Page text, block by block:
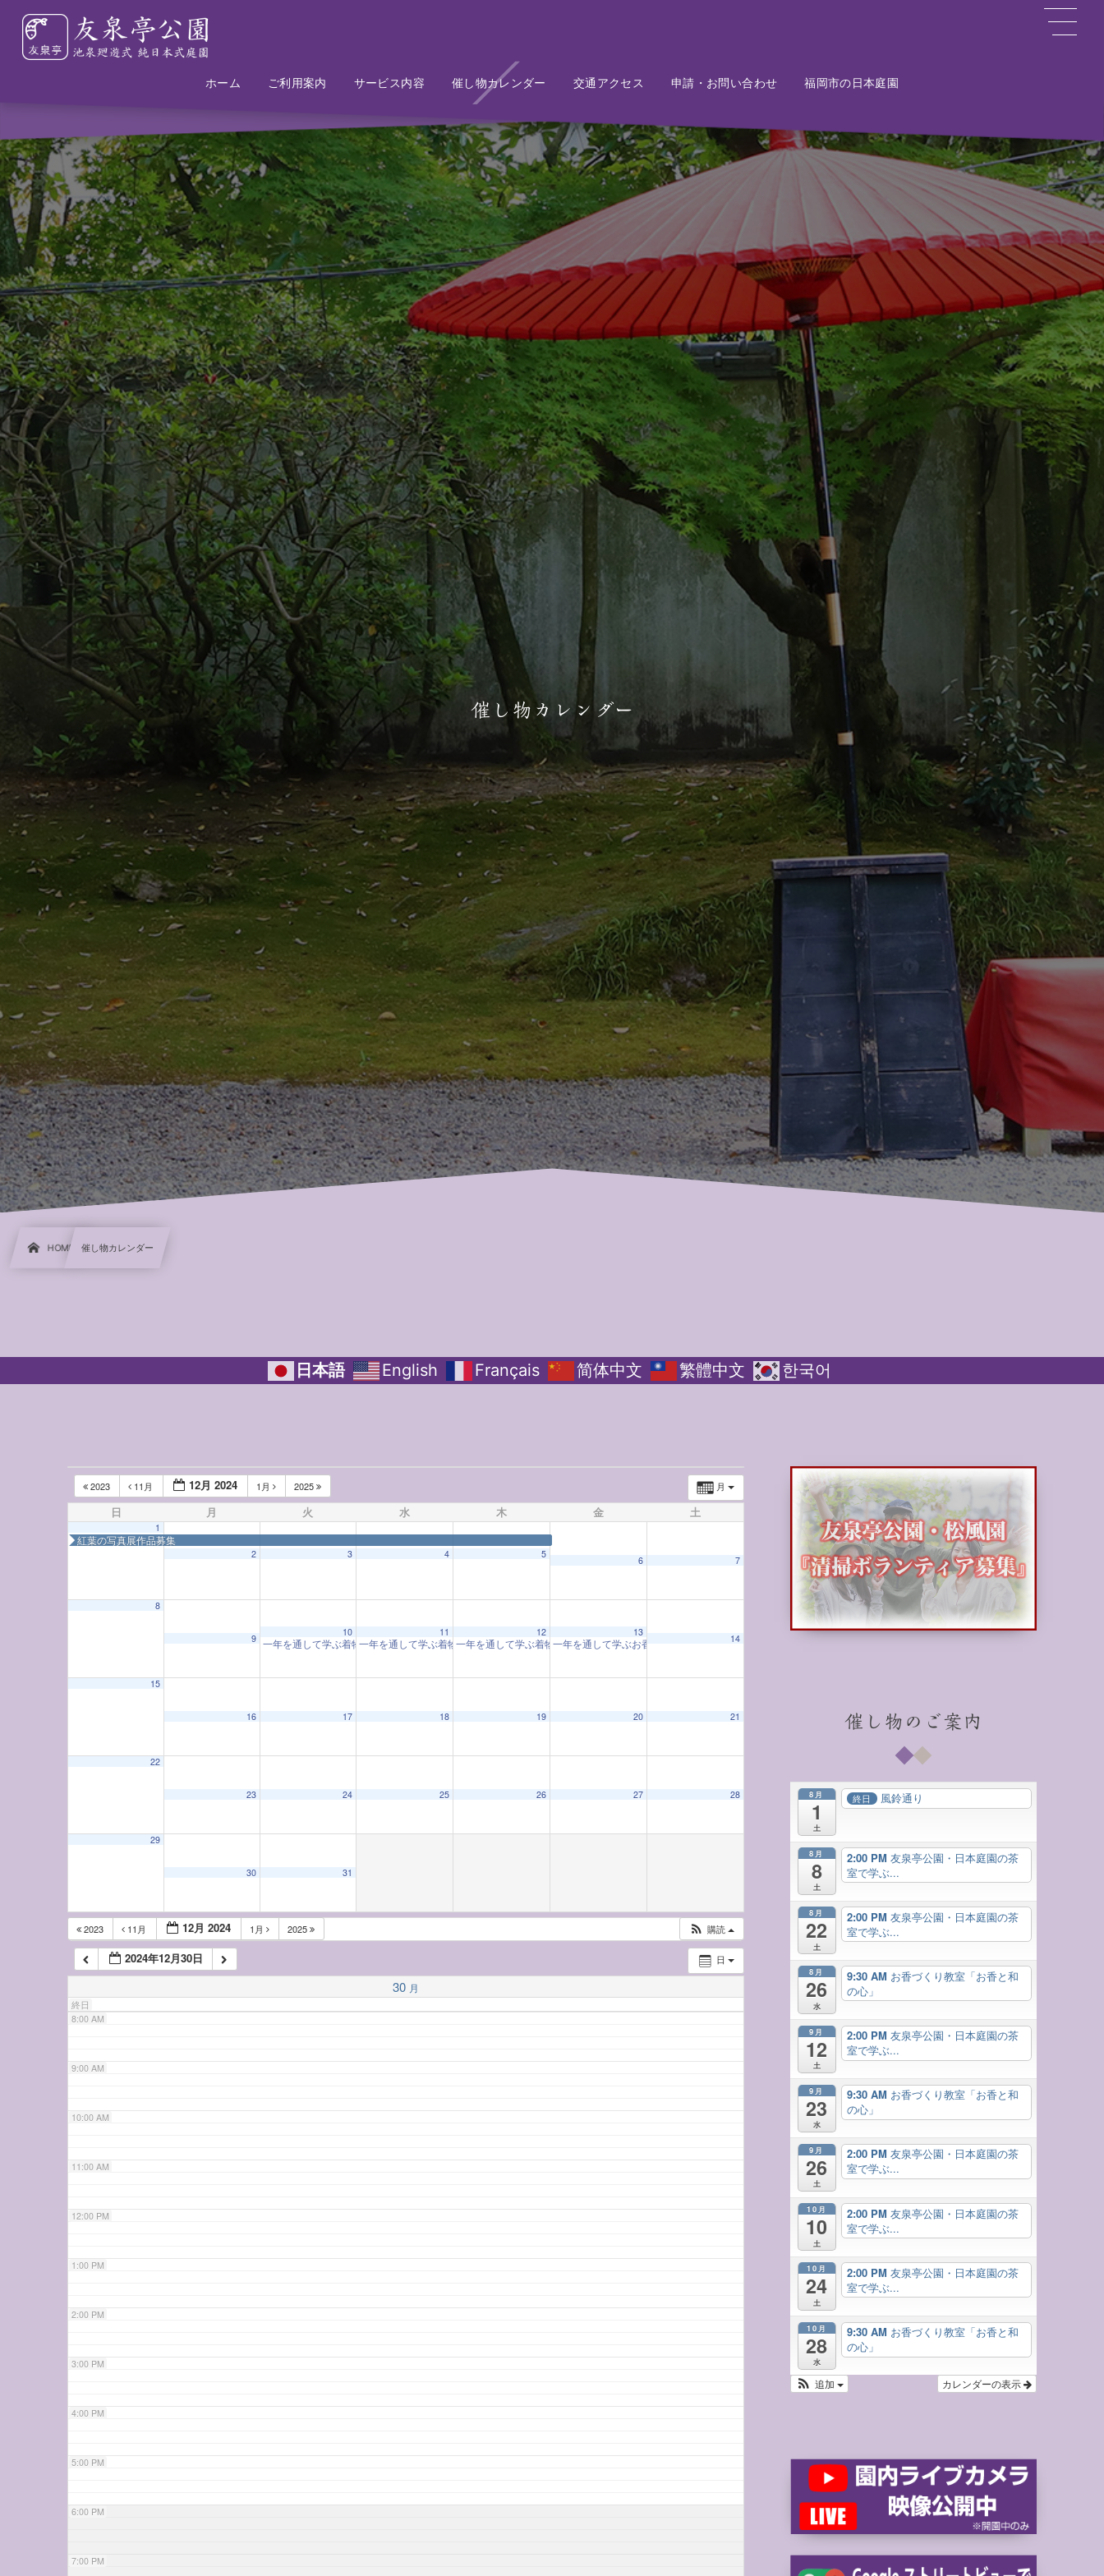
ホーム
Home ご利用案内
Information サービス内容
Service 催し物カレンダー
Event 交通アクセス
Access 申請・お問い合わせ
Contact 福岡市の日本庭園
Potal
催し物カレンダー
HOME 催し物カレンダー
日本語 English Français 简体中文 繁體中文 한국어
月
2023 11月 12月 2024 1月 2025
日 月 火 水 木 金 土
1
紅葉の写真展作品募集
2 3 4 5
6 7
8
9
10
一年を通して学ぶ着物教室「着物と和の心」(202402-12回) 10:00 AM
11
一年を通して学ぶ着物教室「着物と和の心」(202402-12回) 10:00 AM
12
一年を通して学ぶ着物教室「着物と和の心」(202402-12回) 10:00 AM
13
一年を通して学ぶお香づくり教室「お香と和の心」
14
15
16 17 18 19 20 21
22
23 24 25 26 27 28
29
30 31
2023 11月 12月 2024 1月 2025 購読
日
2024年12月30日
30 月
終日
6:00 AM
7:00 AM
8:00 AM
9:00 AM
10:00 AM
11:00 AM
12:00 PM
1:00 PM
2:00 PM
3:00 PM
4:00 PM
5:00 PM
6:00 PM
7:00 PM
催し物のご案内
8月
1
土
終日 風鈴通り
8月
8
土
2:00 PM 友泉亭公園・日本庭園の茶
室で学ぶ...
8月
22
土
2:00 PM 友泉亭公園・日本庭園の茶
室で学ぶ...
8月
26
水
9:30 AM お香づくり教室「お香と和
の心」
9月
12
土
2:00 PM 友泉亭公園・日本庭園の茶
室で学ぶ...
9月
23
水
9:30 AM お香づくり教室「お香と和
の心」
9月
26
土
2:00 PM 友泉亭公園・日本庭園の茶
室で学ぶ...
10月
10
土
2:00 PM 友泉亭公園・日本庭園の茶
室で学ぶ...
10月
24
土
2:00 PM 友泉亭公園・日本庭園の茶
室で学ぶ...
10月
28
水
9:30 AM お香づくり教室「お香と和
の心」
カレンダーの表示
追加